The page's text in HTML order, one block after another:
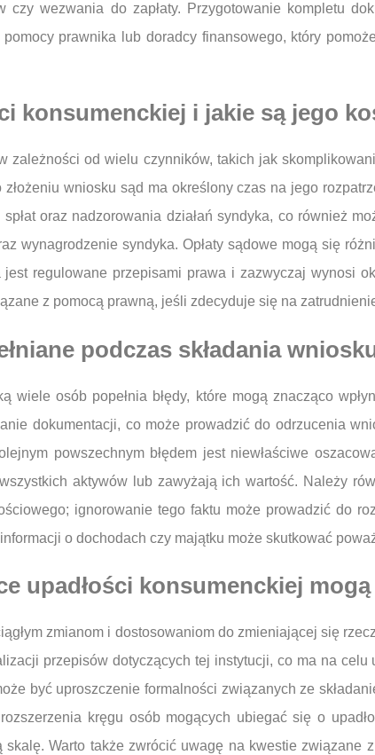
wezwania do zapłaty. Przygotowanie kompletu
prawnika lub doradcy finansowego, który
konsumenckiej i jakie są jego
zależności od wielu czynników, takich jak
wniosku sąd ma określony czas na jego
oraz nadzorowania działań syndyka, co również
wynagrodzenie syndyka. Opłaty sądowe mogą się
jest regulowane przepisami prawa i zazwyczaj wynosi
z pomocą prawną, jeśli zdecyduje się na
podczas składania
wiele osób popełnia błędy, które mogą znacząco
dokumentacji, co może prowadzić do odrzucenia
powszechnym błędem jest niewłaściwe
aktywów lub zawyżają ich wartość. Należy
ignorowanie tego faktu może prowadzić do
o dochodach czy majątku może skutkować
upadłości konsumenckiej
zmianom i dostosowaniom do zmieniającej się
przepisów dotyczących tej instytucji, co ma na celu
być uproszczenie formalności związanych ze
kręgu osób mogących ubiegać się o
Warto także zwrócić uwagę na kwestie związane